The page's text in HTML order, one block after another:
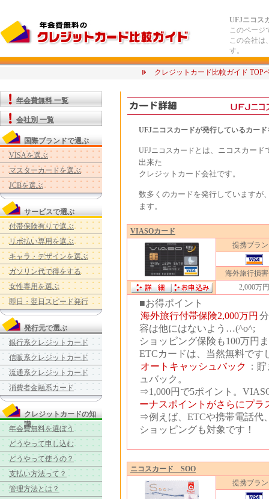
UFJニコス
このページ
この会社は
す。
クレジットカード比較ガイド TOP
UFJニコスカードが発行しているカー
UFJニコスカード とは、ニコスカード
出来た
クレジットカード会社です。
数多くのカードを発行していますが
ます。
VIASOカード
提携ブラ
海外旅行損
2,000万円
■お得ポイント
海外旅行付帯保険2,000万円
容は他にはないよう…(^o^;
ショッピング保険も100万円
ETCカードは、当然無料です
オートキャッシュバック
：
ュバック。
⇒1,000円で5ポイント。
ーナスポイントがさらにプラ
⇒例えば、ETCや携帯電話代
ショッピングも対象です！
ニコスカード SOO
提携ブラ
年会費無料 一覧
会社別 一覧
国際ブランドで選ぶ
VISAを選ぶ
マスターカードを選ぶ
JCBを選ぶ
サービスで選ぶ
付帯保険有りで選ぶ
リボ払い専用を選ぶ
キャラ・デザインを選ぶ
ガソリン代で得をする
女性専用を選ぶ
即日・翌日スピード発行
発行元で選ぶ
銀行系クレジットカード
信販系クレジットカード
流通系クレジットカード
消費者金融系カード
クレジットカードの知
識
年会費無料を選ぼう
どうやって申し込む
どうやって使うの？
支払い方法って？
管理方法とは？